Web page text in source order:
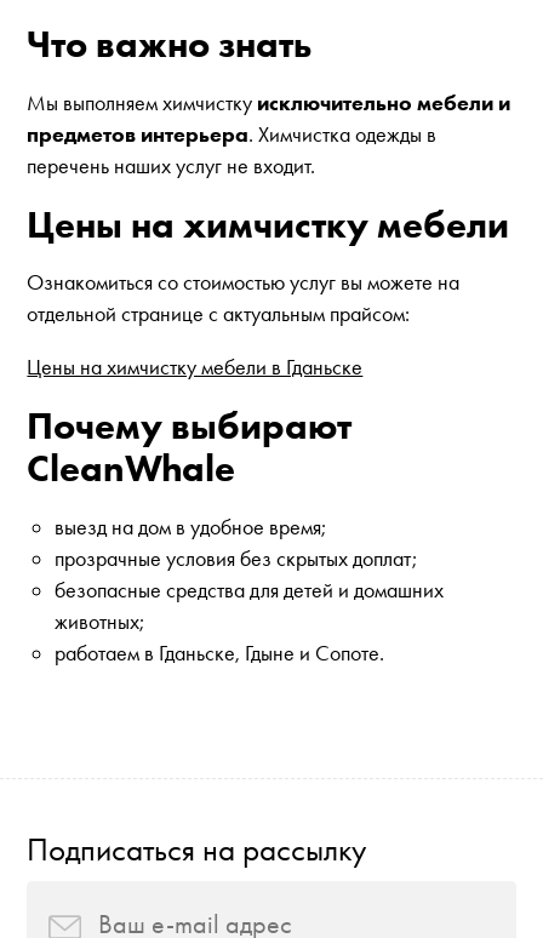
Что важно знать
Мы выполняем химчистку исключительно мебели и
предметов интерьера. Химчистка одежды в
перечень наших услуг не входит.
Цены на химчистку мебели
Ознакомиться со стоимостью услуг вы можете на
отдельной странице с актуальным прайсом:
Цены на химчистку мебели в Гданьске
Почему выбирают
CleanWhale
выезд на дом в удобное время;
прозрачные условия без скрытых доплат;
безопасные средства для детей и домашних
животных;
работаем в Гданьске, Гдыне и Сопоте.
Подписаться на рассылку